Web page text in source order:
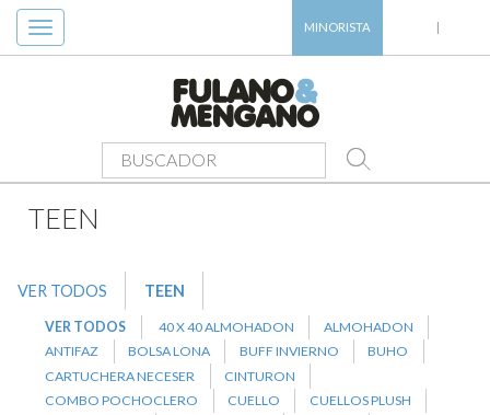
Toggle
navigation
MINORISTA
TEEN>MONSTRUOS
TEEN
VER TODOS TEEN
VER TODOS 40 X 40 ALMOHADON
ALMOHADON
ANTIFAZ
BOLSA LONA BUFF INVIERNO
BUHO
CARTUCHERA NECESER
CINTURON
COMBO POCHOCLERO
CUELLO
CUELLOS PLUSH